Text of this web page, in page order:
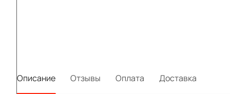
Описание Отзывы Оплата Доставка